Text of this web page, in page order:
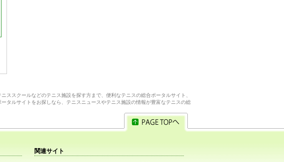
ススクールなどのテニス施設を探す方まで、便利なテニスの総合ポータルサイト、
タルサイトをお探しなら、テニスニュースやテニス施設の情報が豊富なテニスの総
関連サイト